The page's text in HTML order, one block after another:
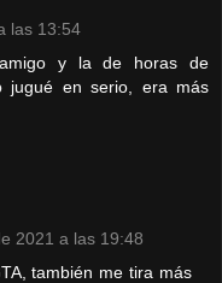
las 13:54
y la de horas de
jugué en serio, era más
2021 a las 19:48
también me tira más